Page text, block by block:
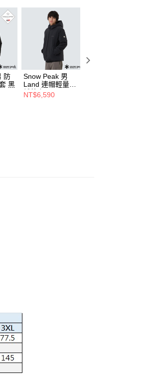
防
黑
Snow Peak 男
Land 連帽輕量羽
絨外套 黑
NT$6,590